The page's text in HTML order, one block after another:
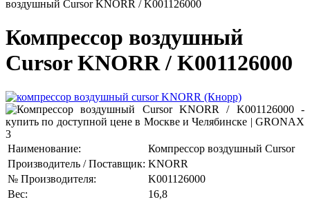
воздушный Cursor KNORR / K001126000
Компрессор воздушный
Cursor KNORR / K001126000
Наименование:
Компрессор воздушный Cursor
Производитель / Поставщик: KNORR
№ Производителя:
K001126000
Вес:
16,8